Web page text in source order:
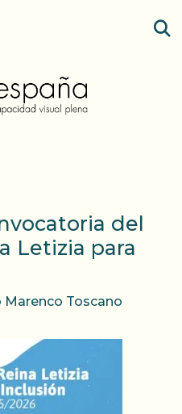
del
Letizia para
Marenco Toscano